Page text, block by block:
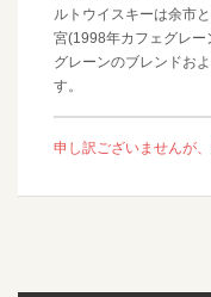
ルトウイスキーは余市
宮(1998年カフェグレー
グレーンのブレンドお
す。
申し訳ございませんが